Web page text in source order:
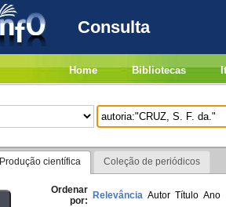
Consulta
Home Bibliotecas
Produção científica Coleção de periódicos
Ordenar
por: Relevância Autor Título Ano